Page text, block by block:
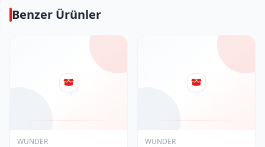
Benzer Ürünler
WUNDER WUNDER